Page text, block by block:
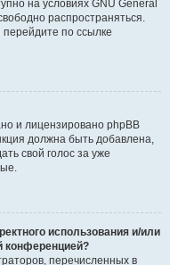
на условиях GNU General
распространяться.
по ссылке
и лицензировано phpBB
должна быть добавлена,
свой голос за уже
использования и/или
конференцией?
перечисленных в